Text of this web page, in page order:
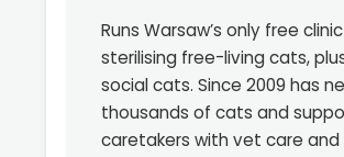
Runs Warsaw’s only free
sterilising free-living cats,
social cats. Since 2009 has
thousands of cats and
caretakers with vet care and